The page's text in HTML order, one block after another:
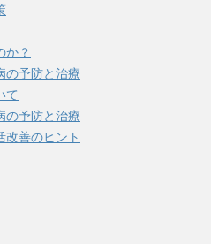
か？
の予防と治療
て
の予防と治療
改善のヒント